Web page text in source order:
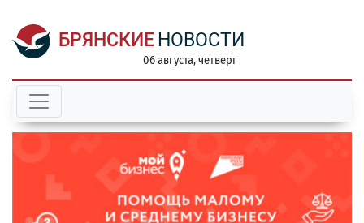
БРЯНСКИЕ НОВОСТИ
06 августа, четверг